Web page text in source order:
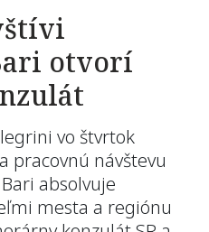
otvorí
vo štvrtok
pracovnú návštevu
absolvuje
mesta a regiónu